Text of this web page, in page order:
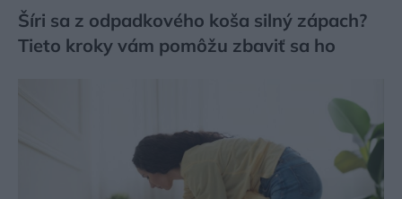
Šíri sa z odpadkového koša silný zápach?
Tieto kroky vám pomôžu zbaviť sa ho